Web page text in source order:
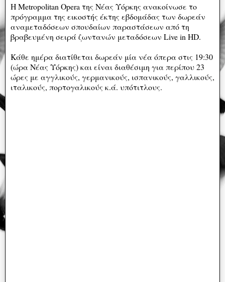
Η Metropolitan Opera της Νέας Υόρκης ανακοίνωσε το
πρόγραμμα της εικοστής έκτης εβδομάδας των δωρεάν
αναμεταδόσεων σπουδαίων παραστάσεων από τη
βραβευμένη σειρά ζωντανών μεταδόσεων Live in HD.
Κάθε ημέρα διατίθεται δωρεάν μία νέα όπερα στις 19:30
(ώρα Νέας Υόρκης) και είναι διαθέσιμη για περίπου 23
ώρες με αγγλικούς, γερμανικούς, ισπανικούς, γαλλικούς,
ιταλικούς, πορτογαλικούς κ.ά. υπότιτλους.